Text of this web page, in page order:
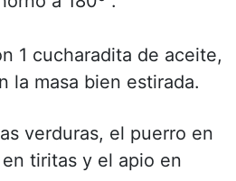
1 cucharadita de aceite,
la masa bien estirada.
verduras, el puerro en
tiritas y el apio en